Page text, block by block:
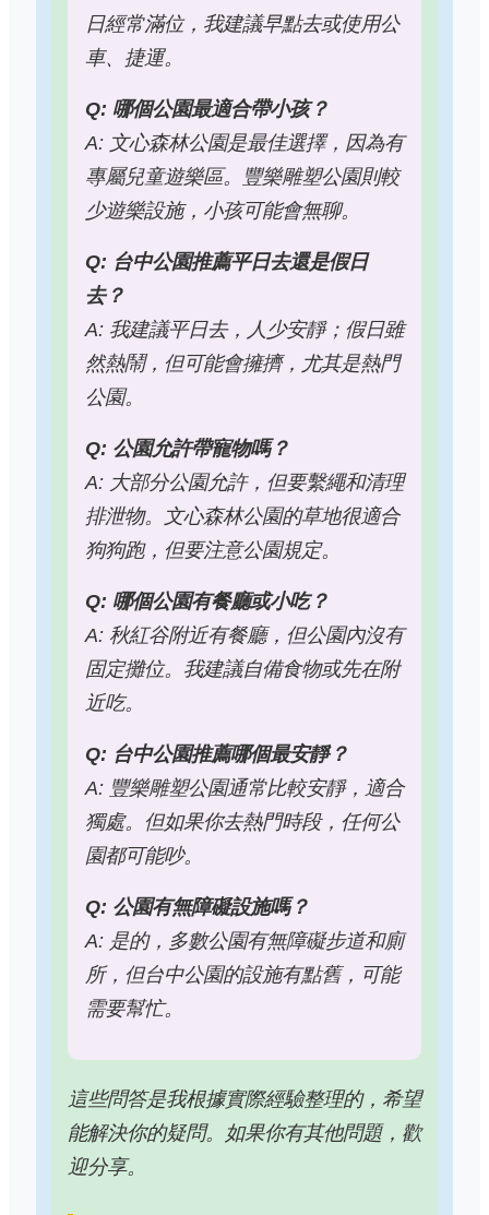
日經常滿位，我建議早點去或使用公
車、捷運。
Q: 哪個公園最適合帶小孩？
A: 文心森林公園是最佳選擇，因為有
專屬兒童遊樂區。豐樂雕塑公園則較
少遊樂設施，小孩可能會無聊。
Q: 台中公園推薦平日去還是假日
去？
A: 我建議平日去，人少安靜；假日雖
然熱鬧，但可能會擁擠，尤其是熱門
公園。
Q: 公園允許帶寵物嗎？
A: 大部分公園允許，但要繫繩和清理
排泄物。文心森林公園的草地很適合
狗狗跑，但要注意公園規定。
Q: 哪個公園有餐廳或小吃？
A: 秋紅谷附近有餐廳，但公園內沒有
固定攤位。我建議自備食物或先在附
近吃。
Q: 台中公園推薦哪個最安靜？
A: 豐樂雕塑公園通常比較安靜，適合
獨處。但如果你去熱門時段，任何公
園都可能吵。
Q: 公園有無障礙設施嗎？
A: 是的，多數公園有無障礙步道和廁
所，但台中公園的設施有點舊，可能
需要幫忙。
這些問答是我根據實際經驗整理的，希望
能解決你的疑問。如果你有其他問題，歡
迎分享。